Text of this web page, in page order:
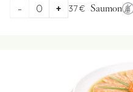
- 0 + 37 € Saumon